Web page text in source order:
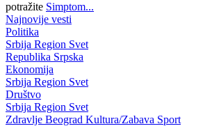
potražite Simptom...
Najnovije vesti
Politika
Srbija Region Svet
Republika Srpska
Ekonomija
Srbija Region Svet
Društvo
Srbija Region Svet
Zdravlje Beograd Kultura/Zabava Sport